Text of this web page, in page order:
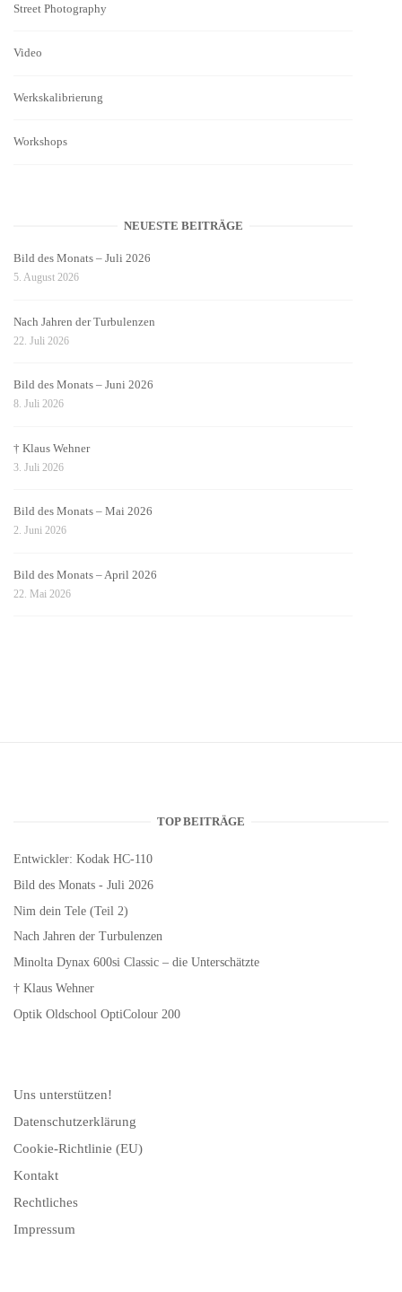
Street Photography
Video
Werkskalibrierung
Workshops
NEUESTE BEITRÄGE
Bild des Monats – Juli 2026
5. August 2026
Nach Jahren der Turbulenzen
22. Juli 2026
Bild des Monats – Juni 2026
8. Juli 2026
† Klaus Wehner
3. Juli 2026
Bild des Monats – Mai 2026
2. Juni 2026
Bild des Monats – April 2026
22. Mai 2026
TOP BEITRÄGE
Entwickler: Kodak HC-110
Bild des Monats - Juli 2026
Nim dein Tele (Teil 2)
Nach Jahren der Turbulenzen
Minolta Dynax 600si Classic – die Unterschätzte
† Klaus Wehner
Optik Oldschool OptiColour 200
Uns unterstützen!
Datenschutzerklärung
Cookie-Richtlinie (EU)
Kontakt
Rechtliches
Impressum